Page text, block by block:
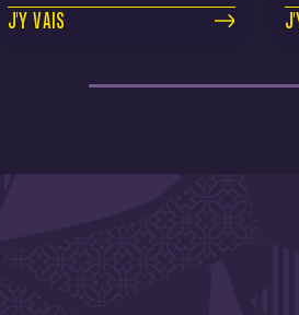
J'Y VAIS